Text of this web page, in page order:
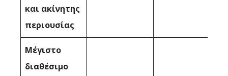
και ακίνητης
περιουσίας
Μέγιστο
διαθέσιμο